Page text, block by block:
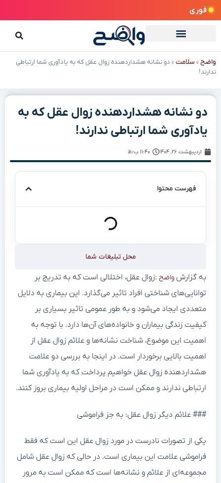
فوری
واضح » سلامت » دو نشانه هشداردهنده زوال عقل که به یادآوری شما ارتباطی
ندارند!
دو نشانه هشداردهنده زوال عقل که به
یادآوری شما ارتباطی ندارند!
اردیبهشت ۲۶, ۱۴۰۴ ۱۱:۴۰ ب٫ظ
فهرست محتوا
محل تبلیغات شما
به گزارش واضح :زوال عقل، اختلالی است که به تدریج بر
توانایی‌های شناختی افراد تاثیر می‌گذارد. این بیماری به دلایل
متعددی ایجاد می‌شود و به طور عمومی تاثیر بسیاری بر
کیفیت زندگی بیماران و خانواده‌های آن‌ها دارد. با توجه به
اهمیت این موضوع، شناخت نشانه‌ها و علائم زوال عقل از
اهمیت بالایی برخوردار است. در اینجا به بررسی دو علامت
هشداردهنده زوال عقل خواهیم پرداخت که به یادآوری شما
ارتباطی ندارند و ممکن است در مراحل اولیه بیماری بروز کنند.
### علائم دیگر زوال عقل: به جز فراموشی
یکی از تصورات نادرست در مورد زوال عقل این است که فقط
فراموشی علامت این بیماری است. در حالی که زوال عقل شامل
مجموعه‌ای از علائم و نشانه‌ها است که ممکن است به مرور